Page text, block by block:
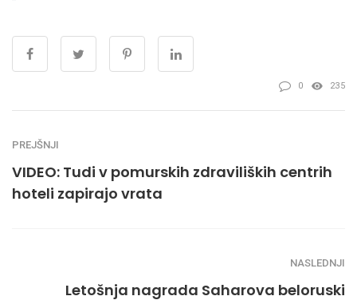
0 235
PREJŠNJI
VIDEO: Tudi v pomurskih zdraviliških centrih
hoteli zapirajo vrata
NASLEDNJI
Letošnja nagrada Saharova beloruski